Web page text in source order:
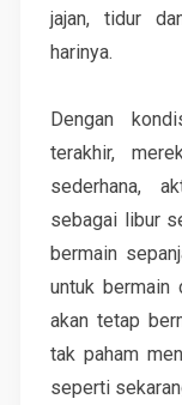
jajan, tidur
harinya.
Dengan
terakhir,
sederhana,
sebagai libur
bermain
untuk bermain
akan tetap
tak paham
seperti